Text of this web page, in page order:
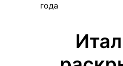
года